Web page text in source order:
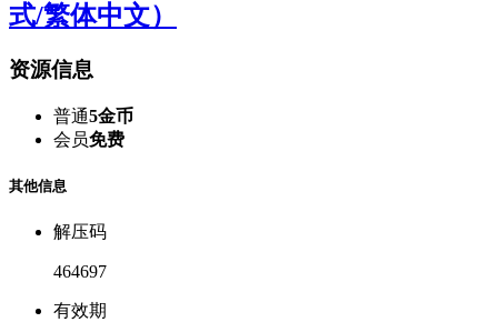
式/繁体中文）
资源信息
普通5金币
会员免费
其他信息
解压码
464697
有效期